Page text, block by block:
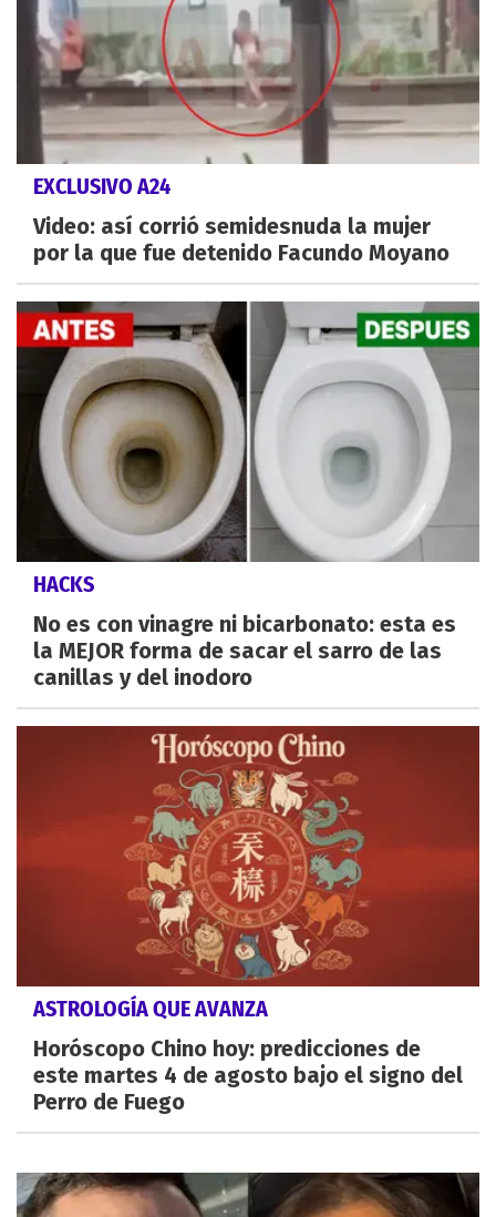
EXCLUSIVO A24
Video: así corrió semidesnuda la mujer
por la que fue detenido Facundo Moyano
HACKS
No es con vinagre ni bicarbonato: esta es
la MEJOR forma de sacar el sarro de las
canillas y del inodoro
ASTROLOGÍA QUE AVANZA
Horóscopo Chino hoy: predicciones de
este martes 4 de agosto bajo el signo del
Perro de Fuego